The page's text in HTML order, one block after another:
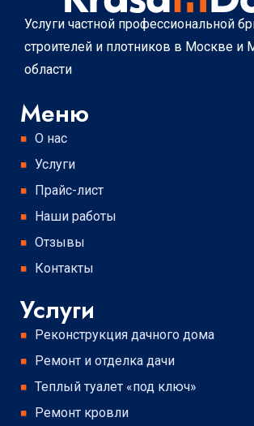
Услуги частной профессиональной
строителей и плотников в Москве и
области
Меню
О нас
Услуги
Прайс-лист
Наши работы
Отзывы
Контакты
Услуги
Реконструкция дачного дома
Ремонт и отделка дачи
Теплый туалет «под ключ»
Ремонт кровли